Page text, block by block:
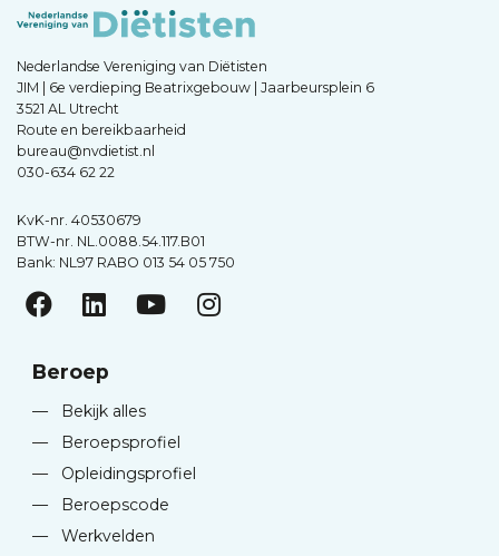
Nederlandse Vereniging van Diëtisten
JIM | 6e verdieping Beatrixgebouw | Jaarbeursplein 6
3521 AL Utrecht
Route en bereikbaarheid
bureau@nvdietist.nl
030-634 62 22
KvK-nr. 40530679
BTW-nr. NL.0088.54.117.B01
Bank: NL97 RABO 013 54 05 750
Beroep
—
Bekijk alles
—
Beroepsprofiel
—
Opleidingsprofiel
—
Beroepscode
—
Werkvelden